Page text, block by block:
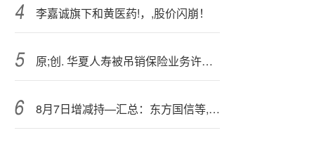
李嘉诚旗下和黄医药!，,股价闪崩！
原;创. 华夏人寿被吊销保险业务许可证 原董事长终身禁入保险业
8月7日增减持—汇总：东方国信等,19家公司减持 暂无A股增持（表）